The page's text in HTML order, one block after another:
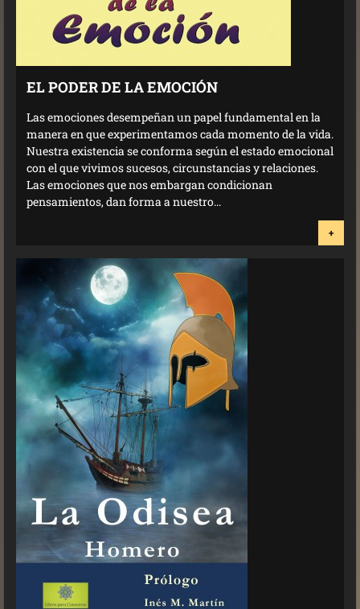
EL PODER DE LA EMOCIÓN
Las emociones desempeñan un papel fundamental en la
manera en que experimentamos cada momento de la vida.
Nuestra existencia se conforma según el estado emocional
con el que vivimos sucesos, circunstancias y relaciones.
Las emociones que nos embargan condicionan
pensamientos, dan forma a nuestro...
+